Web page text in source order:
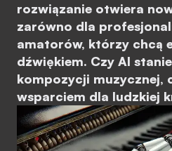
rozwiązanie otwiera
zarówno dla
amatorów, którzy chcą
dźwiękiem. Czy AI
kompozycji muzycznej,
wsparciem dla ludzkiej